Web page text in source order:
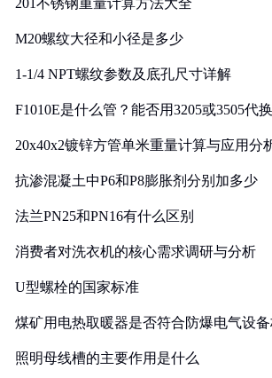
201不锈钢重量计算方法大全
M20螺纹大径和小径是多少
1-1/4 NPT螺纹参数及底孔尺寸详解
F1010E是什么管？能否用3205或3505代换
20x40x2镀锌方管单米重量计算与应用分
抗渗混凝土中P6和P8膨胀剂分别加多少
法兰PN25和PN16有什么区别
消费者对洗衣机的核心需求调研与分析
U型螺栓的国家标准
煤矿用电热取暖器是否符合防爆电气设
照明母线槽的主要作用是什么